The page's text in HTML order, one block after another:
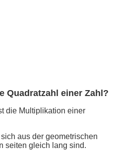
Quadratzahl einer Zahl?
die Multiplikation einer
aus der geometrischen
seiten gleich lang sind.